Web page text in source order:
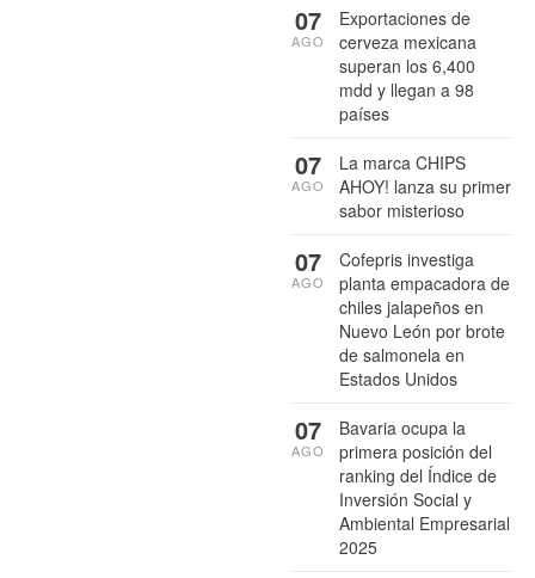
Exportaciones de
cerveza mexicana
superan los 6,400
mdd y llegan a 98
países
07
AGO
La marca CHIPS
AHOY! lanza su primer
sabor misterioso
07
AGO
Cofepris investiga
planta empacadora de
chiles jalapeños en
Nuevo León por brote
de salmonela en
Estados Unidos
07
AGO
Bavaria ocupa la
primera posición del
ranking del Índice de
Inversión Social y
Ambiental Empresarial
2025
07
AGO